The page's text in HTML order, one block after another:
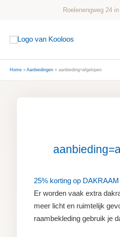
inhoud
Roelenengweg 24
Home Aanbiedingen aanbieding=afgelopen
25% korting op
Er worden vaak extra
meer licht en ruimtelijk
raambekleding gebruik je